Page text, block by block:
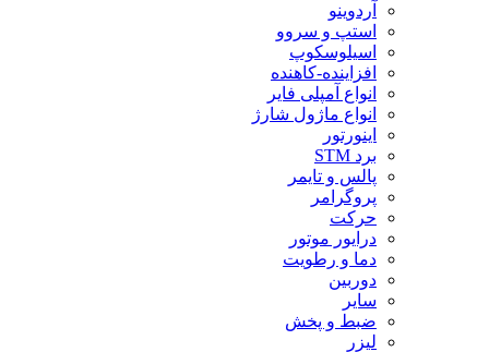
آردوینو
استپ و سروو
اسیلوسکوپ
افزاینده-کاهنده
انواع آمپلی فایر
انواع ماژول شارژ
اینورتور
برد STM
پالس و تایمر
پروگرامر
حرکت
درایور موتور
دما و رطویت
دوربین
سایر
ضبط و پخش
لیزر